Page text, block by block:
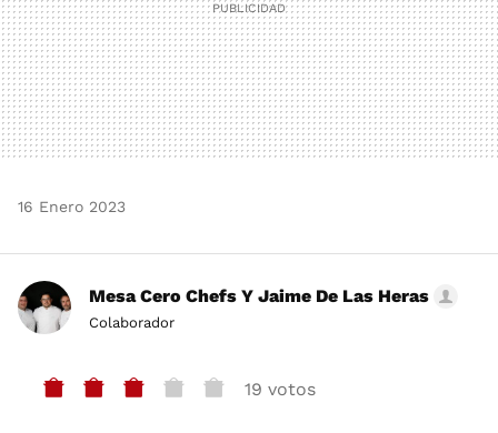
16 Enero 2023
Mesa Cero Chefs Y Jaime De Las Heras
Colaborador
19 votos